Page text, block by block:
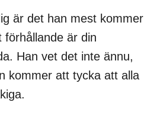
är det han mest kommer
är din
Han vet det inte ännu,
kommer att tycka att alla